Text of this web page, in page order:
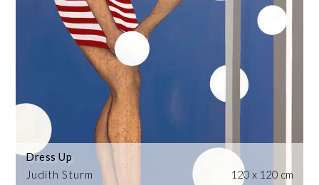
Judith Sturm
Dress Up
120 x 120 cm